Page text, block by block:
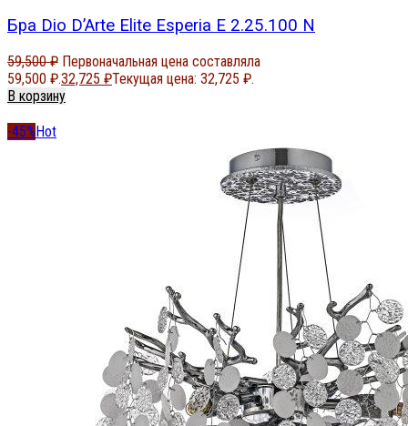
Бра Dio D’Arte Elite Esperia E 2.25.100 N
59,500₽ Первоначальная цена составляла
59,500 ₽.32,725 ₽Текущая цена: 32,725 ₽.
В корзину
-45%Hot